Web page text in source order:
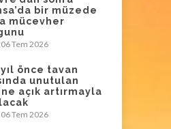
bir müzede
mücevher
06 Tem 2026
önce tavan
unutulan
açık artırmayla
06 Tem 2026